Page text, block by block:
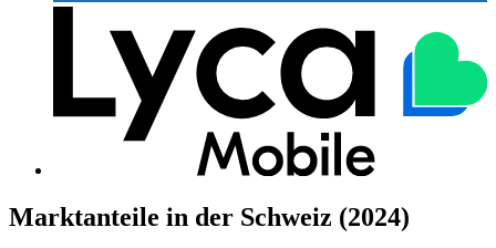
Marktanteile in der Schweiz (2024)